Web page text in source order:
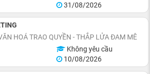
31/08/2026
HOÁ TRAO QUYỀN - THẮP LỬA ĐAM MÊ
Không yêu cầu
10/08/2026